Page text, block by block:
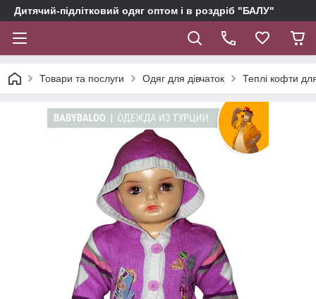
Дитячий-підлітковий одяг оптом і в роздріб "БАЛУ"
Товари та послуги Одяг для дівчаток Теплі кофти